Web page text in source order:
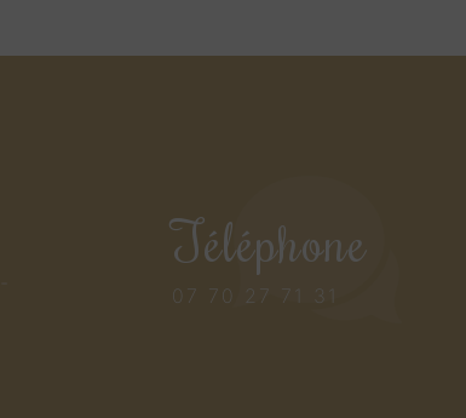
Téléphone
07 70 27 71 31